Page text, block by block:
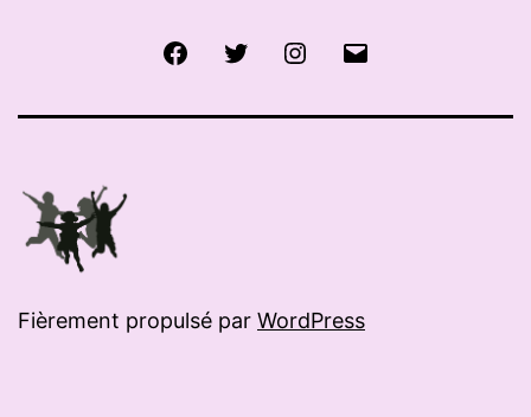
FacebookTwitter Instagram
Fièrement propulsé par WordPress